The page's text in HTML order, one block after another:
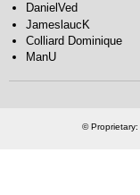
DanielVed
JameslaucK
Colliard Dominique
ManU
© Proprietary: